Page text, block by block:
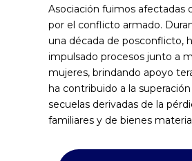
Asociación fuimos afectadas
por el conflicto armado.
una década de posconflicto,
impulsado procesos junto a
mujeres, brindando apoyo
ha contribuido a la
secuelas derivadas de la
familiares y de bienes